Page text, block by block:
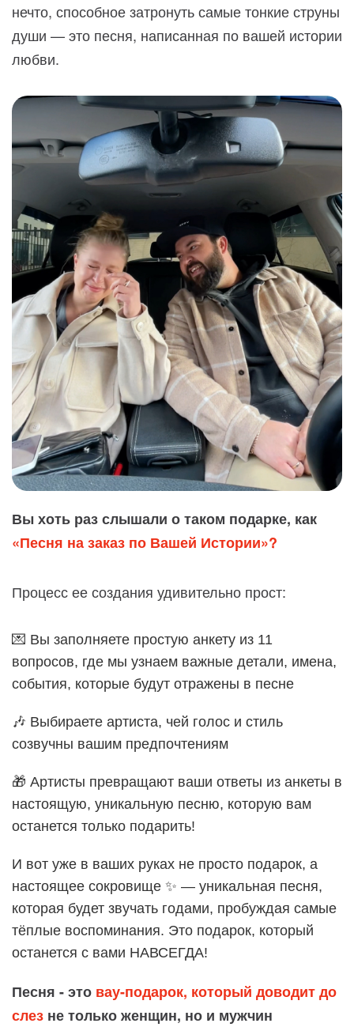
нечто, способное затронуть самые тонкие струны
души — это песня, написанная по вашей истории
любви.
Вы хоть раз слышали о таком подарке, как
«Песня на заказ по Вашей Истории»?
Процесс ее создания удивительно прост:
💌 Вы заполняете простую анкету из 11
вопросов, где мы узнаем важные детали, имена,
события, которые будут отражены в песне
🎶 Выбираете артиста, чей голос и стиль
созвучны вашим предпочтениям
🎁 Артисты превращают ваши ответы из анкеты в
настоящую, уникальную песню, которую вам
останется только подарить!
И вот уже в ваших руках не просто подарок, а
настоящее сокровище ✨ — уникальная песня,
которая будет звучать годами, пробуждая самые
тёплые воспоминания. Это подарок, который
останется с вами НАВСЕГДА!
Песня - это вау-подарок, который доводит до
слез не только женщин, но и мужчин